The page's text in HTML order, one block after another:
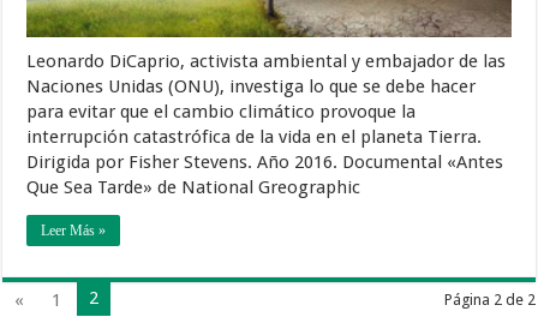
Leonardo DiCaprio, activista ambiental y embajador de las
Naciones Unidas (ONU), investiga lo que se debe hacer
para evitar que el cambio climático provoque la
interrupción catastrófica de la vida en el planeta Tierra.
Dirigida por Fisher Stevens. Año 2016. Documental «Antes
Que Sea Tarde» de National Greographic
Leer Más »
Página 2 de 2
« 1 2